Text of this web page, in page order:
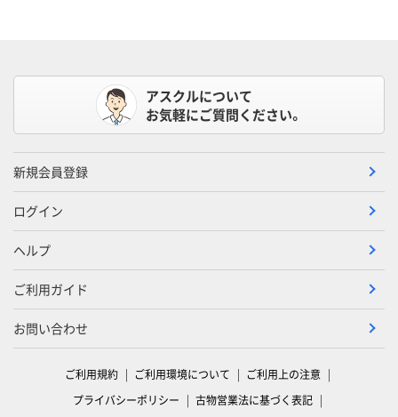
アスクルについて
お気軽にご質問ください。
新規会員登録
ログイン
ヘルプ
ご利用ガイド
お問い合わせ
ご利用規約 ご利用環境について
ご利用上の注意
プライバシーポリシー
古物営業法に基づく表記